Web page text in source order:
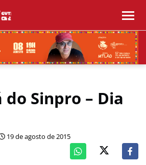
do Sinpro – Dia
19 de agosto de 2015